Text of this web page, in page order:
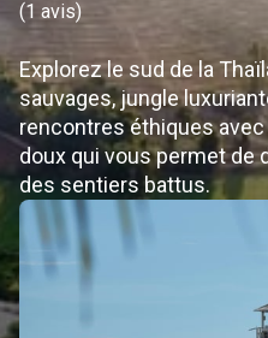
(1 avis)
Explorez le sud de la
sauvages, jungle
rencontres éthiques avec
doux qui vous permet de
des sentiers battus.